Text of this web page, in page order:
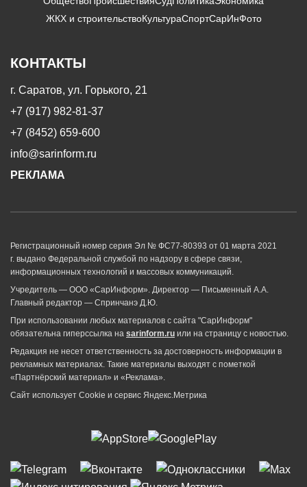
ЖКХ и строительствоКультураСпортСарИнФото
КОНТАКТЫ
г. Саратов, ул. Горького, 21
+7 (917) 982-81-37
+7 (8452) 659-600
info@sarinform.ru
РЕКЛАМА
Регистрационный номер серия Эл № ФС77-80393 от 01 марта 2021
г. выдано Федеральной службой по надзору в сфере связи,
информационных технологий и массовых коммуникаций.
Учредитель — ООО «СарИнформ». Директор — Письменный А.А.
Главный редактор — Спринчанэ Д.Ю.
При использовании любых материалов с сайта "СарИнформ"
обязательна гиперссылка на sarinform.ru или на страницу с новостью.
Редакция не несет ответственность за достоверность информации в
рекламных материалах. Такие материалы выходят с пометкой
«Партнёрский материал» и «Реклама».
Сайт использует Cookie и сервиc Яндекс.Метрика